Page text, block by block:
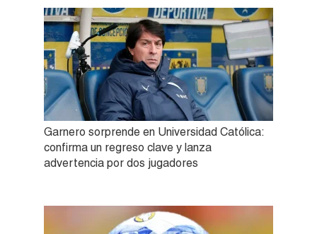
Garnero sorprende en Universidad Católica:
confirma un regreso clave y lanza
advertencia por dos jugadores